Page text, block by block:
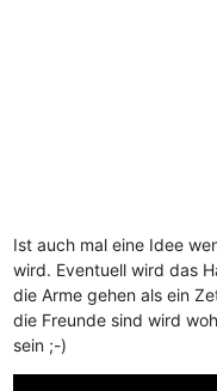
Ist auch mal eine Idee
wird. Eventuell wird das
die Arme gehen als ein
die Freunde sind wird
sein ;-)